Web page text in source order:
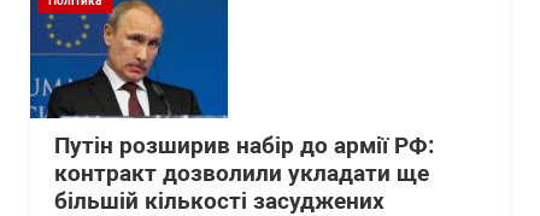
Путін розширив набір до армії РФ:
контракт дозволили укладати ще
більшій кількості засуджених